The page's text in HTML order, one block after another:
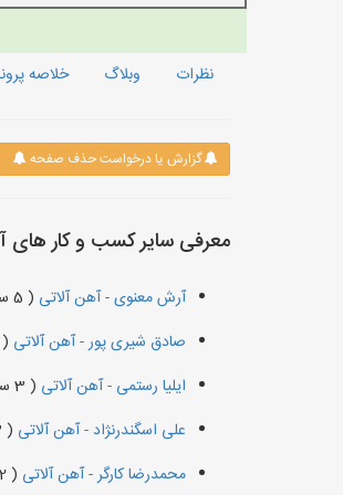
نظرات
وبلاگ خلاصه
گزارش یا درخواست حذف صفحه
معرفی سایر کسب و کار های
آرش معنوی - آهن آلاتی ( 5 ستاره )
صادق شیری پور - آهن آلاتی ( 3 ستاره )
ایلیا رستمی - آهن آلاتی ( 3 ستاره )
علی اسگندرنژاد - آهن آلاتی ( 3 ستاره )
محمدرضا کارگر - آهن آلاتی ( 2 ستاره )